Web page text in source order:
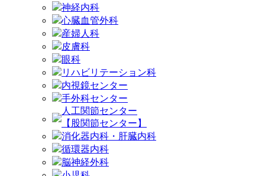
神経内科
心臓血管外科
産婦人科
皮膚科
眼科
リハビリテーション科
内視鏡センター
手外科センター
人工関節センター
【股関節センター】
消化器内科・肝臓内科
循環器内科
脳神経外科